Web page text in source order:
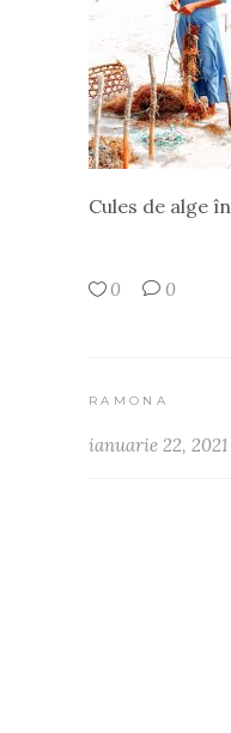
Cules de alge
0 0
RAMONA
ianuarie 22, 2021